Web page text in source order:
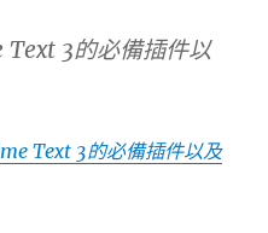
3的必備插件以
Text 3的必備插件以及